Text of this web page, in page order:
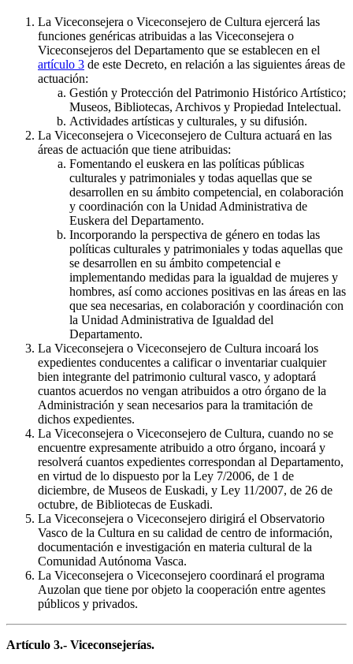
La Viceconsejera o Viceconsejero de Cultura ejercerá las
funciones genéricas atribuidas a las Viceconsejera o
Viceconsejeros del Departamento que se establecen en el
artículo 3 de este Decreto, en relación a las siguientes áreas de
actuación:
Gestión y Protección del Patrimonio Histórico Artístico;
Museos, Bibliotecas, Archivos y Propiedad Intelectual.
Actividades artísticas y culturales, y su difusión.
La Viceconsejera o Viceconsejero de Cultura actuará en las
áreas de actuación que tiene atribuidas:
Fomentando el euskera en las políticas públicas
culturales y patrimoniales y todas aquellas que se
desarrollen en su ámbito competencial, en colaboración
y coordinación con la Unidad Administrativa de
Euskera del Departamento.
Incorporando la perspectiva de género en todas las
políticas culturales y patrimoniales y todas aquellas que
se desarrollen en su ámbito competencial e
implementando medidas para la igualdad de mujeres y
hombres, así como acciones positivas en las áreas en las
que sea necesarias, en colaboración y coordinación con
la Unidad Administrativa de Igualdad del
Departamento.
La Viceconsejera o Viceconsejero de Cultura incoará los
expedientes conducentes a calificar o inventariar cualquier
bien integrante del patrimonio cultural vasco, y adoptará
cuantos acuerdos no vengan atribuidos a otro órgano de la
Administración y sean necesarios para la tramitación de
dichos expedientes.
La Viceconsejera o Viceconsejero de Cultura, cuando no se
encuentre expresamente atribuido a otro órgano, incoará y
resolverá cuantos expedientes correspondan al Departamento,
en virtud de lo dispuesto por la Ley 7/2006, de 1 de
diciembre, de Museos de Euskadi, y Ley 11/2007, de 26 de
octubre, de Bibliotecas de Euskadi.
La Viceconsejera o Viceconsejero dirigirá el Observatorio
Vasco de la Cultura en su calidad de centro de información,
documentación e investigación en materia cultural de la
Comunidad Autónoma Vasca.
La Viceconsejera o Viceconsejero coordinará el programa
Auzolan que tiene por objeto la cooperación entre agentes
públicos y privados.
Artículo 3.- Viceconsejerías.